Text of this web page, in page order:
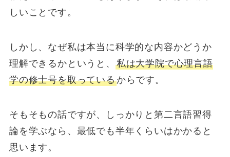
しいことです。
しかし、なぜ私は本当に科学的な内容かどうか
理解できるかというと、 私は大学院で心理言語
学の修士号を取っているからです。
そもそもの話ですが、しっかりと第二言語習得
論を学ぶなら、最低でも半年くらいはかかると
思います。